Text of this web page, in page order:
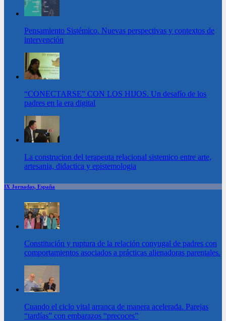
Pensamiento Sistémico. Nuevas perspectivas y contextos de
intervención
“CONECTARSE” CON LOS HIJOS. Un desafío de los
padres en la era digital
La construcion del terapeuta relacional sistemico entre arte,
artesania, didactica y epistemologia
IX Jornadas, España
Constitución y ruptura de la relación conyugal de padres con
comportamientos asociados a prácticas alienadoras parentales.
Cuando el ciclo vital arranca de manera acelerada. Parejas
“tardías” con embarazos “precoces”